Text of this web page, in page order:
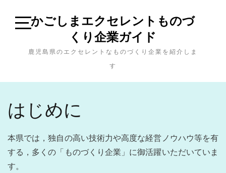
Sidebar
かごしまエクセレントものづ
くり企業ガイド
鹿児島県のエクセレントなものづくり企業を紹介しま
す
はじめに
本県では，独自の高い技術力や高度な経営ノウハウ等を有
する，多くの「ものづくり企業」に御活躍いただいていま
す。